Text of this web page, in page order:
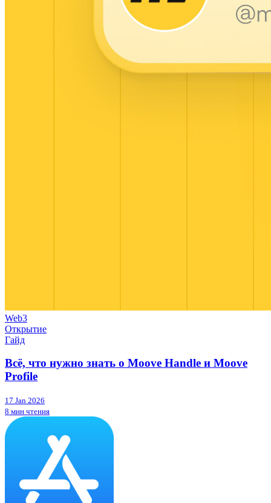
Web3
Открытие
Гайд
Всё, что нужно знать о Moove Handle и Moove
Profile
17 Jan 2026
8 мин чтения